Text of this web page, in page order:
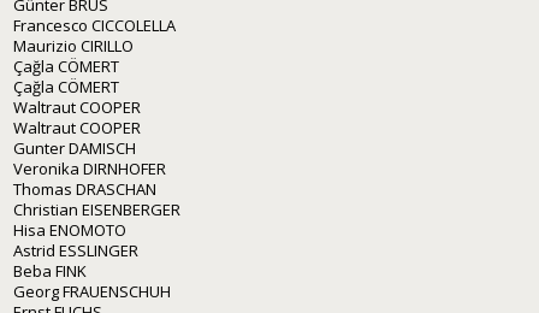
Günter BRUS
Francesco CICCOLELLA
Maurizio CIRILLO
Çağla CÖMERT
Çağla CÖMERT
Waltraut COOPER
Waltraut COOPER
Gunter DAMISCH
Veronika DIRNHOFER
Thomas DRASCHAN
Christian EISENBERGER
Hisa ENOMOTO
Astrid ESSLINGER
Beba FINK
Georg FRAUENSCHUH